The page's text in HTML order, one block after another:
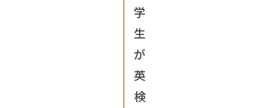
学
生
が
英
検